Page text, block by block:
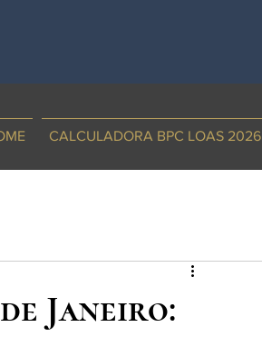
CALCULADORA BPC LOAS 2026
Janeiro: